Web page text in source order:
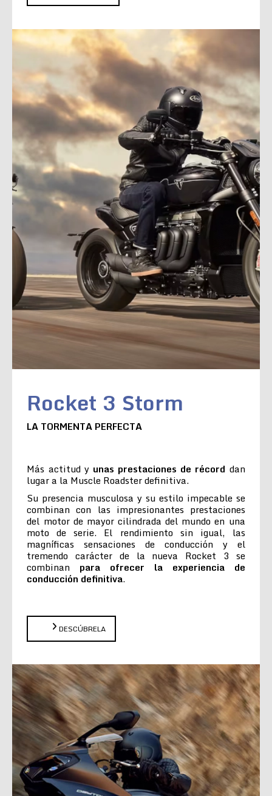
Rocket 3 Storm
LA TORMENTA PERFECTA
Más actitud y unas prestaciones de récord dan
lugar a la Muscle Roadster definitiva.
Su presencia musculosa y su estilo impecable se
combinan con las impresionantes prestaciones
del motor de mayor cilindrada del mundo en una
moto de serie. El rendimiento sin igual, las
magníficas sensaciones de conducción y el
tremendo carácter de la nueva Rocket 3 se
combinan para ofrecer la experiencia de
conducción definitiva.
DESCÚBRELA